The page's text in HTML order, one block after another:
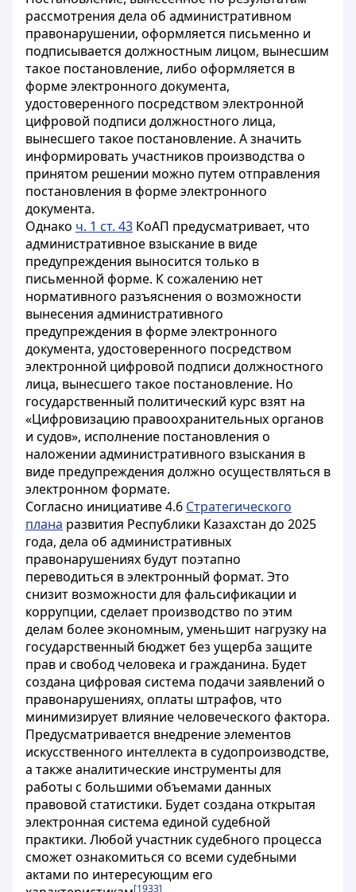
рассмотрения дела об административном
правонарушении, оформляется письменно и
подписывается должностным лицом, вынесшим
такое постановление, либо оформляется в
форме электронного документа,
удостоверенного посредством электронной
цифровой подписи должностного лица,
вынесшего такое постановление. А значить
информировать участников производства о
принятом решении можно путем отправления
постановления в форме электронного
документа.
Однако ч. 1 ст. 43 КоАП предусматривает, что
административное взыскание в виде
предупреждения выносится только в
письменной форме. К сожалению нет
нормативного разъяснения о возможности
вынесения административного
предупреждения в форме электронного
документа, удостоверенного посредством
электронной цифровой подписи должностного
лица, вынесшего такое постановление. Но
государственный политический курс взят на
«Цифровизацию правоохранительных органов
и судов», исполнение постановления о
наложении административного взыскания в
виде предупреждения должно осуществляться в
электронном формате.
Согласно инициативе 4.6 Стратегического
плана развития Республики Казахстан до 2025
года, дела об административных
правонарушениях будут поэтапно
переводиться в электронный формат. Это
снизит возможности для фальсификации и
коррупции, сделает производство по этим
делам более экономным, уменьшит нагрузку на
государственный бюджет без ущерба защите
прав и свобод человека и гражданина. Будет
создана цифровая система подачи заявлений о
правонарушениях, оплаты штрафов, что
минимизирует влияние человеческого фактора.
Предусматривается внедрение элементов
искусственного интеллекта в судопроизводстве,
а также аналитические инструменты для
работы с большими объемами данных
правовой статистики. Будет создана открытая
электронная система единой судебной
практики. Любой участник судебного процесса
сможет ознакомиться со всеми судебными
актами по интересующим его
[1933]